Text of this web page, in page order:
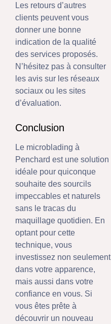
Les retours d’autres
clients peuvent vous
donner une bonne
indication de la qualité
des services proposés.
N’hésitez pas à consulter
les avis sur les réseaux
sociaux ou les sites
d’évaluation.
Conclusion
Le microblading à
Penchard est une solution
idéale pour quiconque
souhaite des sourcils
impeccables et naturels
sans le tracas du
maquillage quotidien. En
optant pour cette
technique, vous
investissez non seulement
dans votre apparence,
mais aussi dans votre
confiance en vous. Si
vous êtes prête à
découvrir un nouveau